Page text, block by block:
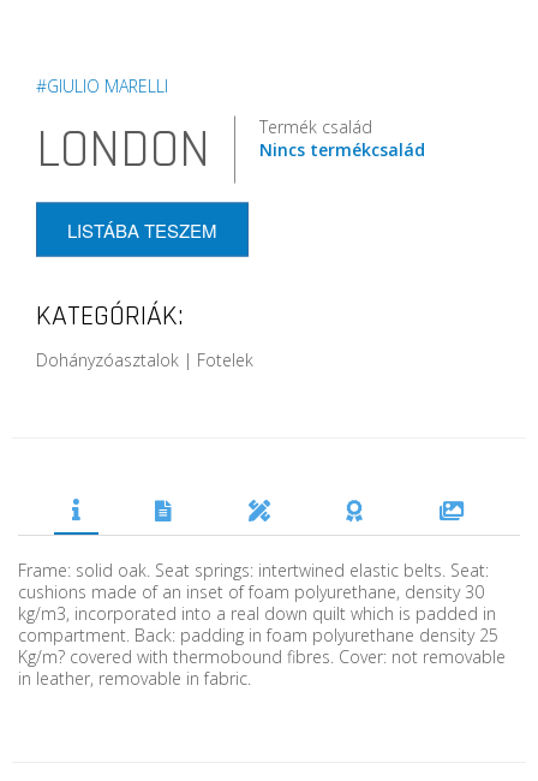
#GIULIO MARELLI
LONDON
Termék család
Nincs termékcsalád
LISTÁBA TESZEM
KATEGÓRIÁK:
Dohányzóasztalok | Fotelek
Frame: solid oak. Seat springs: intertwined elastic belts. Seat:
cushions made of an inset of foam polyurethane, density 30
kg/m3, incorporated into a real down quilt which is padded in
compartment. Back: padding in foam polyurethane density 25
Kg/m? covered with thermobound fibres. Cover: not removable
in leather, removable in fabric.